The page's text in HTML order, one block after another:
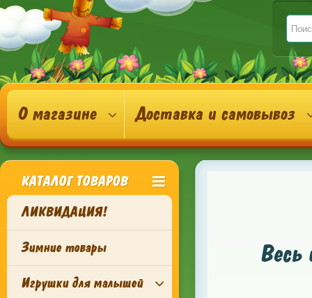
О магазине Доставка и самовывоз
КАТАЛОГ ТОВАРОВ
ЛИКВИДАЦИЯ!
Зимние товары
Игрушки для малышей
Весь